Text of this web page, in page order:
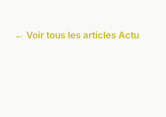
← Voir tous les articles Actu